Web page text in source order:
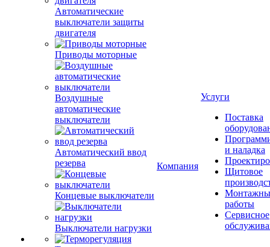
Автоматические
выключатели защиты
двигателя
Приводы моторные
Воздушные
автоматические
выключатели
Автоматический ввод
резерва
Концевые выключатели
Выключатели нагрузки
Компания
Услуги
Поставка
и наладка
Щитовое
работы
Сервисное